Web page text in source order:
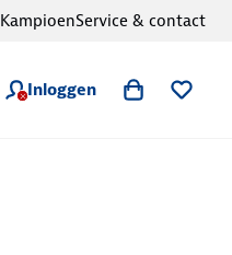
Inloggen
KampioenService & contact